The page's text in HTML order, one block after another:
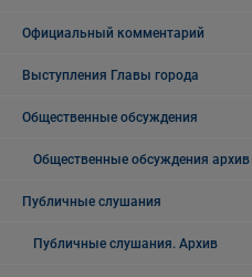
Официальный комментарий
Выступления Главы города
Общественные обсуждения
Общественные обсуждения архив
Публичные слушания
Публичные слушания. Архив